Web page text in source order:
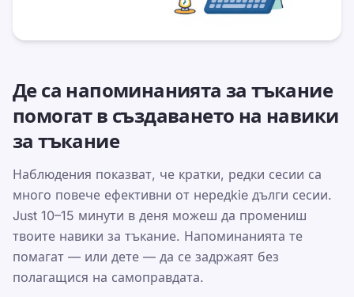
кalendarни събития, електронни
уведомления и седмични плановки.
Помогнете на дети и възрастни да
сформират устойчиви
Календарните напоминания са
completamente optionalni. TypeLab's email
reminders и in-app progress tracking вече
Календарни събития са просто
дополнителен инструмент за семействата,
Де са напоминанията за тъкание
помогат в създаването на навики
за тъкание
Наблюдения показват, че кратки, редки сесии са
много повече ефективни от нередkie дълги сесии.
Just 10–15 минути в деня можеш да промениш
твоите навики за тъкание. Напоминанията те
помагат — или дете — да се задржаят без
полагащися на самоправдата.